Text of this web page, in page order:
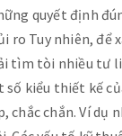
quyết định
ro Tuy nhiên, để
tìm tòi nhiều tư
kiểu thiết kế
chắc chắn. Ví